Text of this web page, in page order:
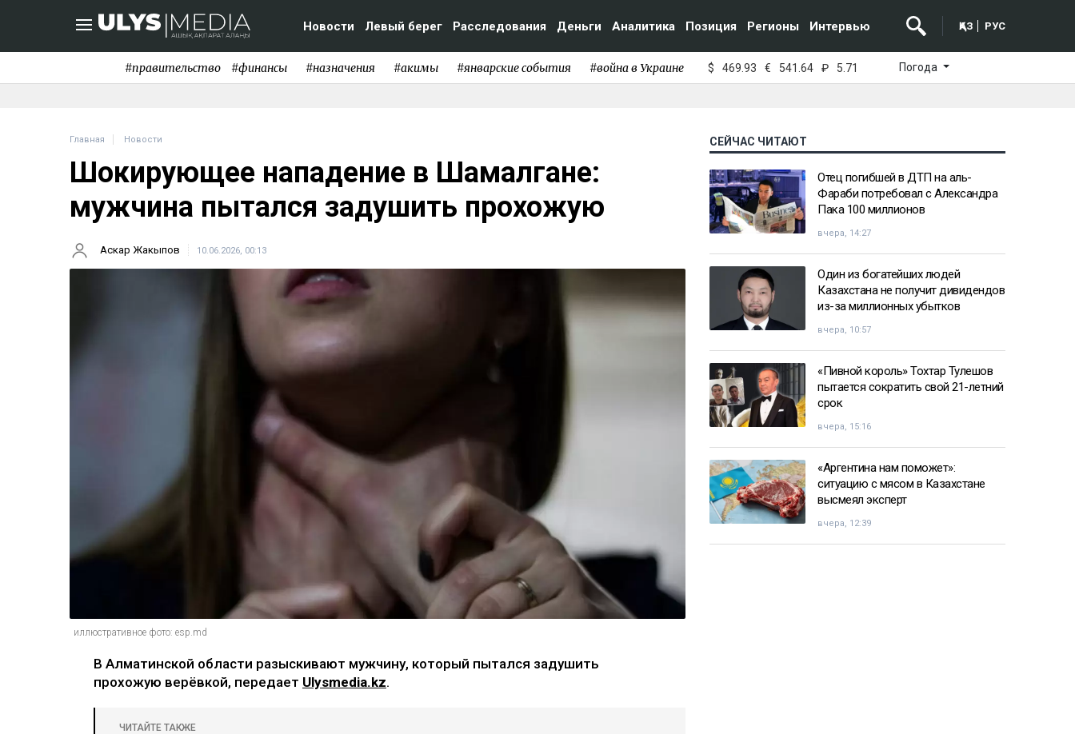
Новости Левый берег Расследования Деньги Аналитика Позиция Регионы Интервью ҚАЗ РУС
#правительство #финансы #назначения #акимы #январские события #война в Украине $ 469.93 € 541.64 ₽ 5.71 Погода
Главная Новости
Шокирующее нападение в Шамалгане:
мужчина пытался задушить прохожую
Аскар Жакыпов 10.06.2026, 00:13
иллюстративное фото: esp.md
В Алматинской области разыскивают мужчину, который пытался задушить
прохожую верёвкой, передает Ulysmedia.kz.
ЧИТАЙТЕ ТАКЖЕ
СЕЙЧАС ЧИТАЮТ
Отец погибшей в ДТП на аль-
Фараби потребовал с Александра
Пака 100 миллионов
вчера, 14:27
Один из богатейших людей
Казахстана не получит дивидендов
из-за миллионных убытков
вчера, 10:57
«Пивной король» Тохтар Тулешов
пытается сократить свой 21-летний
срок
вчера, 15:16
«Аргентина нам поможет»:
ситуацию с мясом в Казахстане
высмеял эксперт
вчера, 12:39